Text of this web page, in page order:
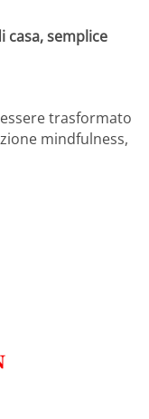
casa, semplice
trasformato
mindfulness,